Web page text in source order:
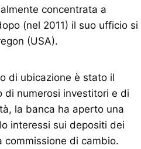
concentrata a
(nel 2011) il suo ufficio si
(USA).
di ubicazione è stato il
numerosi investitori e di
la banca ha aperto una
interessi sui depositi dei
di cambio.